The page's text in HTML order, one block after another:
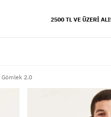
2500 TL VE ÜZERI
SAYFALAR
2.0